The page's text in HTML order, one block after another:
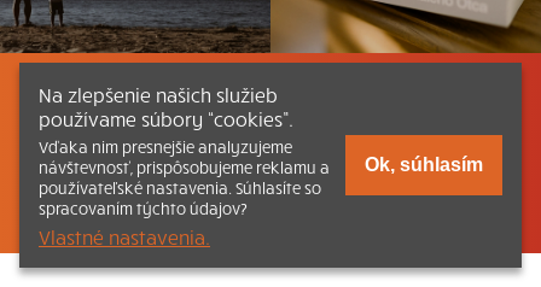
Listovať Obsah Dokumenty a články
Kontakt Tlačená verzia Katechizmu
© 2026 katechizmus.sk |Všetky práva vyhradené| Táto stránka
funguje aj vďaka kresťanskému kníhkupectvu
Na zlepšenie našich služieb
používame súbory “cookies”.
Vďaka nim presnejšie analyzujeme
návštevnosť, prispôsobujeme reklamu a
používateľské nastavenia. Súhlasíte so
spracovaním týchto údajov?
Vlastné nastavenia.
Ok, súhlasím